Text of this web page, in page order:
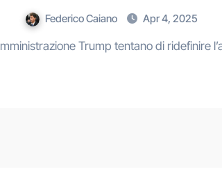
Federico Caiano Apr 4, 2025
Trump tentano di ridefinire